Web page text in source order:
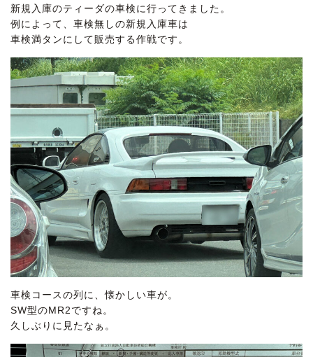
新規入庫のティーダの車検に行ってきました。
例によって、車検無しの新規入庫車は
車検満タンにして販売する作戦です。
車検コースの列に、懐かしい車が。
SW型のMR2ですね。
久しぶりに見たなぁ。